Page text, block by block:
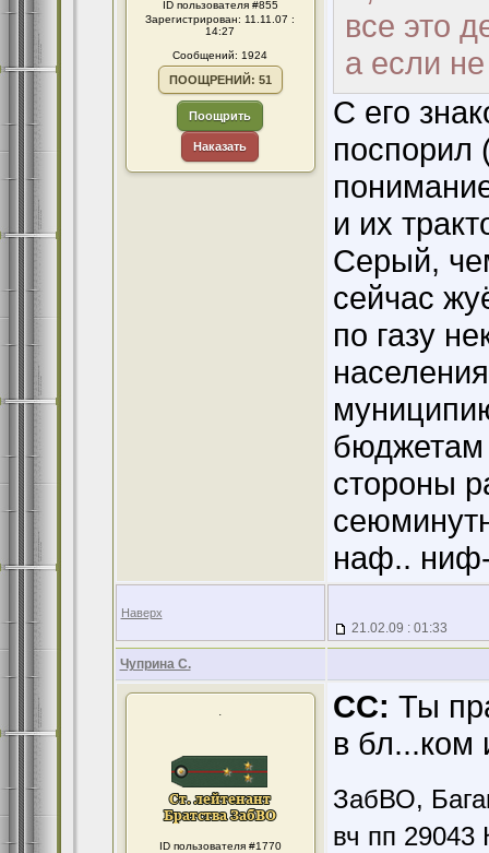
ID пользователя #855
Зарегистрирован: 11.11.07 :
14:27
Сообщений: 1924
ПООЩРЕНИЙ: 51
Поощрить
Наказать
все это
а если
С его
поспорил
и их
Серый,
сейчас
по газу
бюджетам
стороны
наф..
Наверх
21.02.09 : 01:33
Чуприна С.
.
ID пользователя #1770
CC: Ты
в бл...ком
ЗабВО,
вч пп 29043